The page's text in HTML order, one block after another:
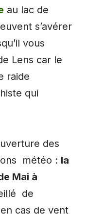
au lac de
s’avérer
vous
Lens car le
raide
qui
des
météo : la
Mai à
de
cas de vent